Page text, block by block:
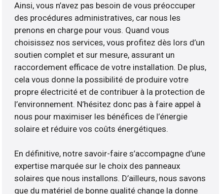
Ainsi, vous n’avez pas besoin de vous préoccuper
des procédures administratives, car nous les
prenons en charge pour vous. Quand vous
choisissez nos services, vous profitez dès lors d’un
soutien complet et sur mesure, assurant un
raccordement efficace de votre installation. De plus,
cela vous donne la possibilité de produire votre
propre électricité et de contribuer à la protection de
l’environnement. N’hésitez donc pas à faire appel à
nous pour maximiser les bénéfices de l’énergie
solaire et réduire vos coûts énergétiques.
En définitive, notre savoir-faire s’accompagne d’une
expertise marquée sur le choix des panneaux
solaires que nous installons. D’ailleurs, nous savons
que du matériel de bonne qualité change la donne